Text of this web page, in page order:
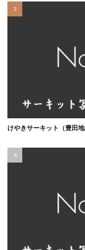
けやきサーキット（豊田地